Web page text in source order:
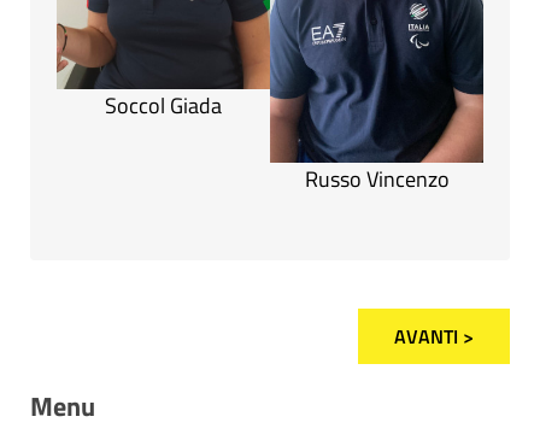
Soccol Giada
Russo Vincenzo
AVANTI >
Menu